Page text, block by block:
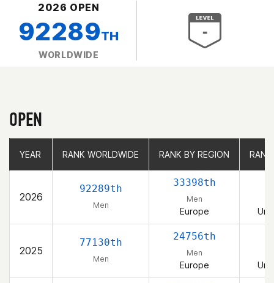
2026 OPEN
92289TH
WORLDWIDE
OPEN
YEAR RANK WORLDWIDE RANK BY REGION
2026
92289th
Men
33398th
Men
Europe
2025
77130th
Men
24756th
Men
Europe
YEAR RANK WORLDWIDE RANK BY REGION